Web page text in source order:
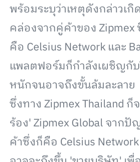
พร้อมระบุว่าเหตุดังกล่าวเ
คล่องจากคู่ค้าของ Zipmex
คือ Celsius Network และ
แพลตฟอร์มก็กำลังเผชิญกั
หนักจนอาจถึงขั้นล้มละลาย
ซึ่งทาง Zipmex Thailand
ร้อง' Zipmex Global จาก
ค้าซึ่งก็คือ Celsius